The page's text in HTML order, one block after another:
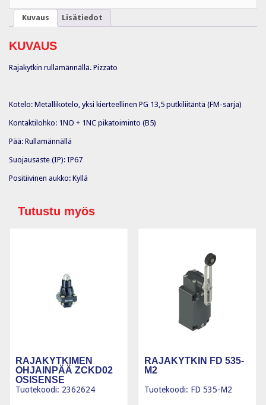
Kuvaus Lisätiedot
KUVAUS
Rajakytkin rullamännällä. Pizzato
Kotelo: Metallikotelo, yksi kierteellinen PG 13,5 putkiliitäntä (FM-sarja)
Kontaktilohko: 1NO + 1NC pikatoiminto (B5)
Pää: Rullamännällä
Suojausaste (IP): IP67
Positiivinen aukko: Kyllä
Tutustu myös
RAJAKYTKIMEN
OHJAINPÄÄ ZCKD02
OSISENSE
Tuotekoodi: 2362624
RAJAKYTKIN FD 535-
M2
Tuotekoodi: FD 535-M2